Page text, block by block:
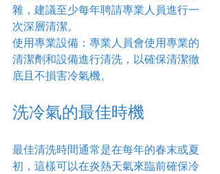
雜，建議至少每年聘請專業人員進行一
次深層清潔。
使用專業設備：專業人員會使用專業的
清潔劑和設備進行清洗，以確保清潔徹
底且不損害冷氣機。
洗冷氣的最佳時機
最佳清洗時間通常是在每年的春末或夏
初，這樣可以在炎熱天氣來臨前確保冷